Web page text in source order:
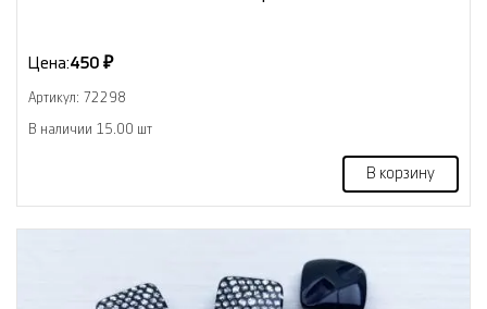
Цена:450 ₽
Артикул: 72298
В наличии 15.00 шт
В корзину